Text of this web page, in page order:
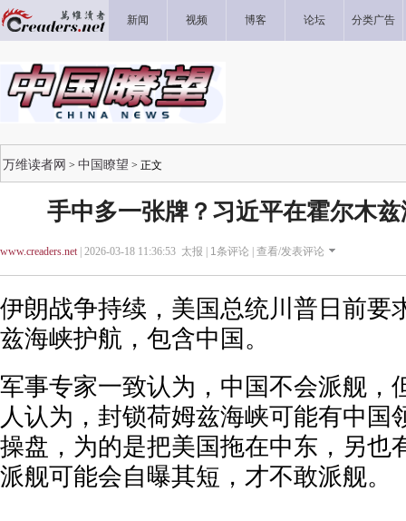
新闻 视频 博客 论坛 分类广告
万维读者网 > 中国瞭望 > 正文
手中多一张牌？习近平在霍尔木
www.creaders.net| 2026-03-18 11:36:53 太报 | 1条评论 | 查看/发表评论
伊朗战争持续，美国总统川普日前要
兹海峡护航，包含中国。
军事专家一致认为，中国不会派舰，
人认为，封锁荷姆兹海峡可能有中国
操盘，为的是把美国拖在中东，另也
派舰可能会自曝其短，才不敢派舰。